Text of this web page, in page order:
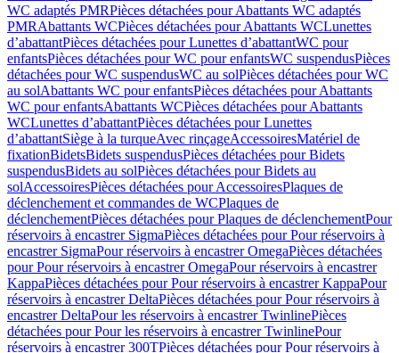
WC adaptés PMRPièces détachées pour Abattants WC adaptés
PMRAbattants WCPièces détachées pour Abattants WCLunettes
d’abattantPièces détachées pour Lunettes d’abattantWC pour
enfantsPièces détachées pour WC pour enfantsWC suspendusPièces
détachées pour WC suspendusWC au solPièces détachées pour WC
au solAbattants WC pour enfantsPièces détachées pour Abattants
WC pour enfantsAbattants WCPièces détachées pour Abattants
WCLunettes d’abattantPièces détachées pour Lunettes
d’abattantSiège à la turqueAvec rinçageAccessoiresMatériel de
fixationBidetsBidets suspendusPièces détachées pour Bidets
suspendusBidets au solPièces détachées pour Bidets au
solAccessoiresPièces détachées pour AccessoiresPlaques de
déclenchement et commandes de WCPlaques de
déclenchementPièces détachées pour Plaques de déclenchementPour
réservoirs à encastrer SigmaPièces détachées pour Pour réservoirs à
encastrer SigmaPour réservoirs à encastrer OmegaPièces détachées
pour Pour réservoirs à encastrer OmegaPour réservoirs à encastrer
KappaPièces détachées pour Pour réservoirs à encastrer KappaPour
réservoirs à encastrer DeltaPièces détachées pour Pour réservoirs à
encastrer DeltaPour les réservoirs à encastrer TwinlinePièces
détachées pour Pour les réservoirs à encastrer TwinlinePour
réservoirs à encastrer 300TPièces détachées pour Pour réservoirs à